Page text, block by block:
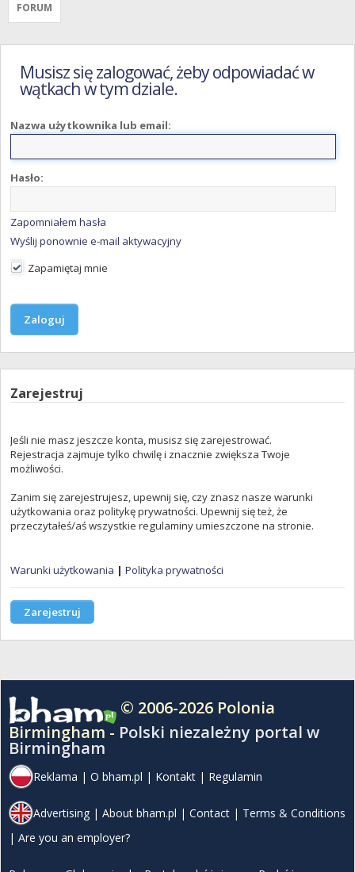
FORUM
Musisz się zalogować, żeby odpowiadać w
wątkach w tym dziale.
Nazwa użytkownika lub email:
Hasło:
Zapomniałem hasła
Wyślij ponownie e-mail aktywacyjny
Zapamiętaj mnie
Zarejestruj
Jeśli nie masz jeszcze konta, musisz się zarejestrować.
Rejestracja zajmuje tylko chwilę i znacznie zwiększa Twoje
możliwości.
Zanim się zarejestrujesz, upewnij się, czy znasz nasze warunki
użytkowania oraz politykę prywatności. Upewnij się też, że
przeczytałeś/aś wszystkie regulaminy umieszczone na stronie.
Warunki użytkowania | Polityka prywatności
Zarejestruj
© 2006-2026 Polonia
Birmingham - Polski niezależny portal w
Birmingham
Reklama | O bham.pl | Kontakt | Regulamin
Advertising | About bham.pl | Contact | Terms & Conditions
| Are you an employer?